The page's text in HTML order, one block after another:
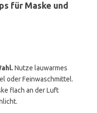
für Maske und
Nutze lauwarmes
oder Feinwaschmittel.
flach an der Luft